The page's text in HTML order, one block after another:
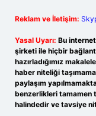
Reklam ve İletişim:
Yasal Uyarı: Bu
şirketi ile hiçbir
hazırladığımız
haber niteliği
paylaşım
benzerlikleri tamamen
halindedir ve tavsiye